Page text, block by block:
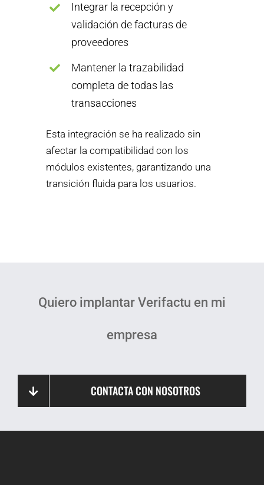
Integrar la recepción y
validación de facturas de
proveedores
Mantener la trazabilidad
completa de todas las
transacciones
Esta integración se ha realizado sin
afectar la compatibilidad con los
módulos existentes, garantizando una
transición fluida para los usuarios.
Quiero implantar Verifactu en mi
empresa
CONTACTA CON NOSOTROS